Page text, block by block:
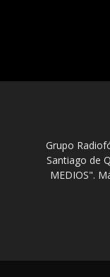
Grupo
Santiago de
MEDIOS".